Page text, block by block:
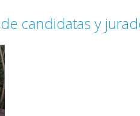
candidatas y